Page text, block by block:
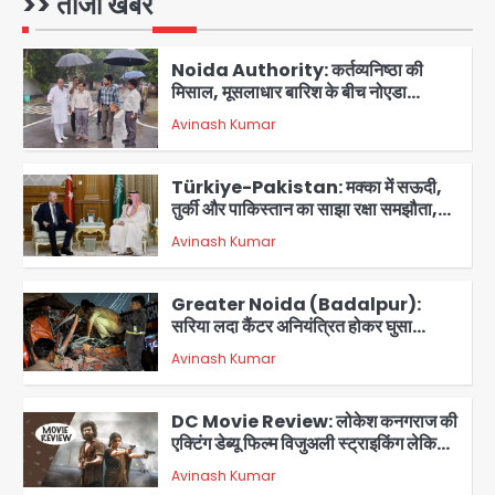
1
2
Noida Authority: कर्तव्यनिष्ठा की
मिसाल, मूसलाधार बारिश के बीच नोएडा
प्राधिकरण ने संभाला मोर्चा, सेक्टर 105
आरडब्ल्यूए ने जताया आभार
Avinash Kumar
3
Türkiye-Pakistan: मक्का में सऊदी,
तुर्की और पाकिस्तान का साझा रक्षा समझौता,
जानें इसके मायने
Avinash Kumar
4
Greater Noida (Badalpur):
सरिया लदा कैंटर अनियंत्रित होकर घुसा
किराना दुकान में , ड्राइवर की मौत
Avinash Kumar
5
DC Movie Review: लोकेश कनगराज की
एक्टिंग डेब्यू फिल्म विजुअली स्ट्राइकिंग लेकिन
स्क्रीनप्ले में कमजोर, लेकिन कहानी अधूरी रह
गई, 3 स्टार रेटिंग
Avinash Kumar